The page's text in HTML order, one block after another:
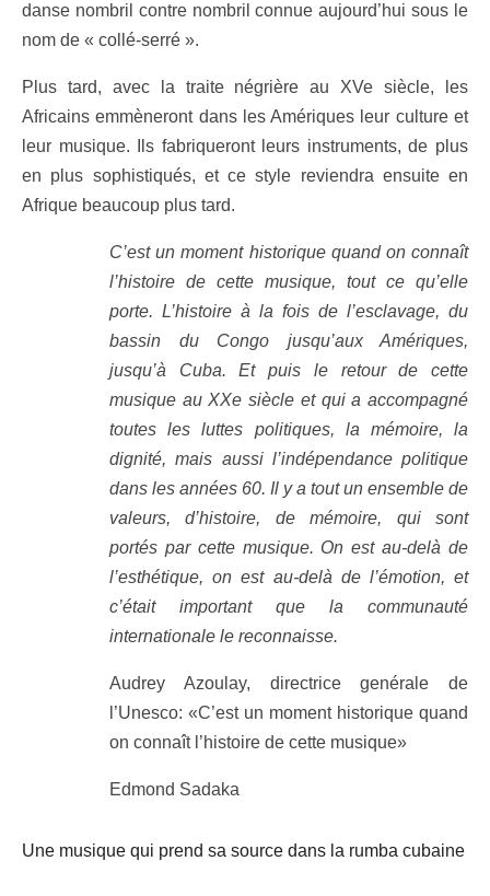
danse nombril contre nombril connue aujourd’hui sous le
nom de « collé-serré ».
Plus tard, avec la traite négrière au XVe siècle, les
Africains emmèneront dans les Amériques leur culture et
leur musique. Ils fabriqueront leurs instruments, de plus
en plus sophistiqués, et ce style reviendra ensuite en
Afrique beaucoup plus tard.
C’est un moment historique quand on connaît
l’histoire de cette musique, tout ce qu’elle
porte. L’histoire à la fois de l’esclavage, du
bassin du Congo jusqu’aux Amériques,
jusqu’à Cuba. Et puis le retour de cette
musique au XXe siècle et qui a accompagné
toutes les luttes politiques, la mémoire, la
dignité, mais aussi l’indépendance politique
dans les années 60. Il y a tout un ensemble de
valeurs, d’histoire, de mémoire, qui sont
portés par cette musique. On est au-delà de
l’esthétique, on est au-delà de l’émotion, et
c’était important que la communauté
internationale le reconnaisse.
Audrey Azoulay, directrice genérale de
l’Unesco: «C’est un moment historique quand
on connaît l’histoire de cette musique»
Edmond Sadaka
Une musique qui prend sa source dans la rumba cubaine